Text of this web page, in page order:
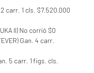
2 carr. 1 cls. $7.520.000
II) No corrió $0
Gan. 4 carr.
5 carr. 1 figs. cls.